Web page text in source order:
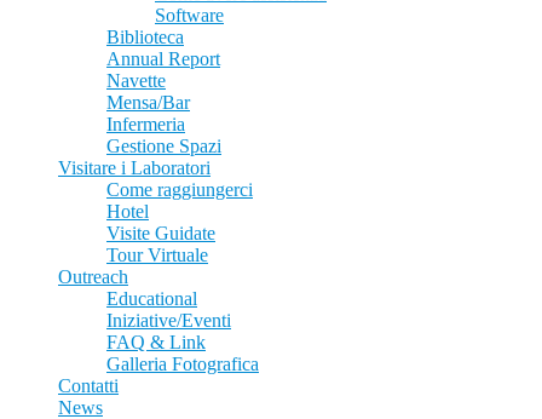
Software
Biblioteca
Annual Report
Navette
Mensa/Bar
Infermeria
Gestione Spazi
Visitare i Laboratori
Come raggiungerci
Hotel
Visite Guidate
Tour Virtuale
Outreach
Educational
Iniziative/Eventi
FAQ & Link
Galleria Fotografica
Contatti
News